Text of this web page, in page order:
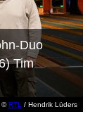
©RTL / Hendrik Lüders
Duo
Tim